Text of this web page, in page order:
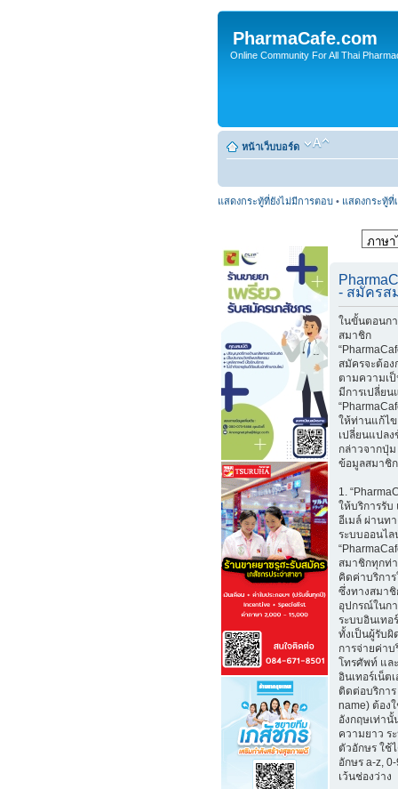
PharmaCafe.com
Online Community For All Thai
หน้าเว็บบอร์ด
แสดงกระทู้ที่ยังไม่มีการตอบ • แสดงกระทู้ที่
- สมัครส
ในขั้นตอนก
สมาชิก
สมัครจะต้อ
ตามความเ
มีการเปลี่ยน
ให้ท่านแก้ไข
เปลี่ยนแปล
กล่าวจากปุ่
ข้อมูลสมาชิ
1.
ให้บริการรับ
อีเมล์ ผ่านท
ระบบออนไล
สมาชิกทุกท่
คิดค่าบริกา
ซึ่งทางสมา
อุปกรณ์ในก
ระบบอินเทอ
ทั้งเป็นผู้รับ
การจ่ายค่าบ
โทรศัพท์ แล
อินเทอร์เน็ต
ติดต่อบริการ
name) ต้อง
อังกฤษเท่า
ความยาว ร
ตัวอักษร ใช้
อักษร a-z,
เว้นช่องว่าง